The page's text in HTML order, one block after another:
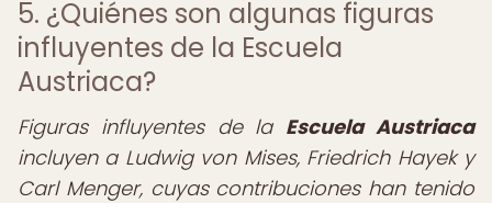
5. ¿Quiénes son algunas figuras
influyentes de la Escuela
Austriaca?
Figuras influyentes de la Escuela Austriaca
incluyen a Ludwig von Mises, Friedrich Hayek y
Carl Menger, cuyas contribuciones han tenido